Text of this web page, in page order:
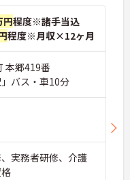
円程度※諸手当込
程度※月収×12ヶ月
本郷419番
バス・車10分
実務者研修、介護